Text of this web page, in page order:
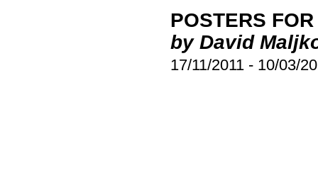
POSTERS
by David
17/11/2011 - 10/03/